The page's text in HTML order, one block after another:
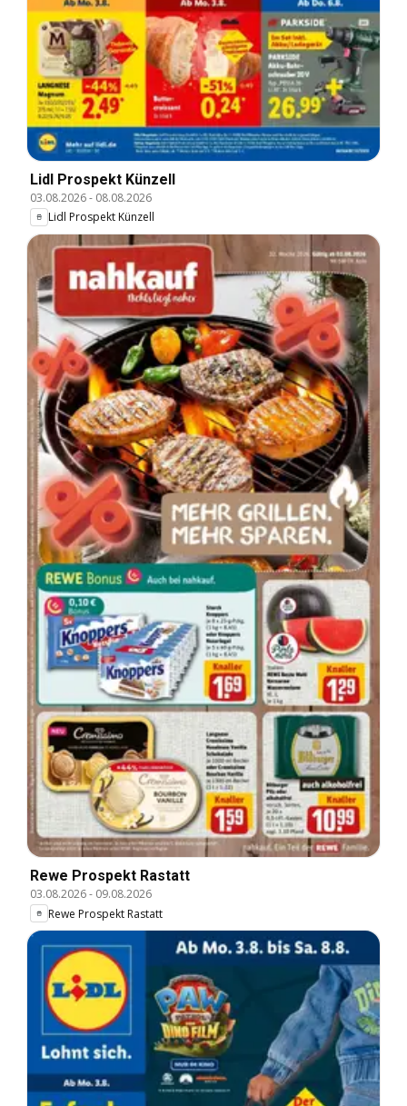
Lidl Prospekt Künzell
03.08.2026- 08.08.2026
Lidl Prospekt Künzell
Rewe Prospekt Rastatt
03.08.2026- 09.08.2026
Rewe Prospekt Rastatt